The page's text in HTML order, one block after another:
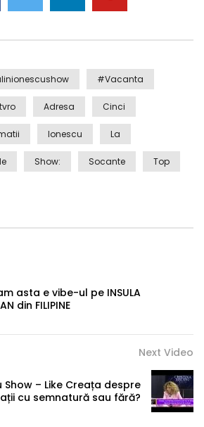
#Vacanta
Adresa Cinci
Ionescu La
Show: Socante Top
asta e vibe-ul pe INSULA
din FILIPINE
Next Video
Show – Like Creața despre
cu semnatură sau fără?